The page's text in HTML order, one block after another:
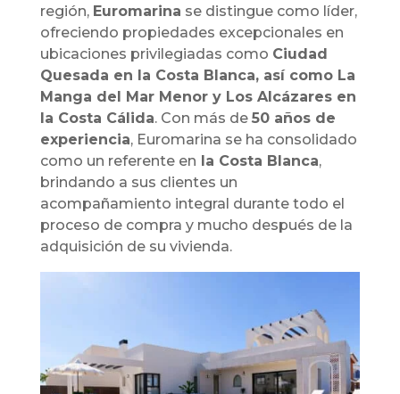
región, Euromarina se distingue como líder,
ofreciendo propiedades excepcionales en
ubicaciones privilegiadas como Ciudad
Quesada en la Costa Blanca, así como La
Manga del Mar Menor y Los Alcázares en
la Costa Cálida. Con más de 50 años de
experiencia, Euromarina se ha consolidado
como un referente en la Costa Blanca,
brindando a sus clientes un
acompañamiento integral durante todo el
proceso de compra y mucho después de la
adquisición de su vivienda.